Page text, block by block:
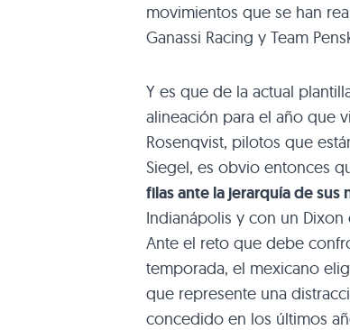
movimientos que se han
Ganassi Racing y Team
Y es que de la actual
alineación para el año que
Rosenqvist, pilotos que
Siegel, es obvio entonces
filas ante la jerarquía de
Indianápolis y con un
Ante el reto que debe
temporada, el mexicano
que represente una
concedido en los últimos